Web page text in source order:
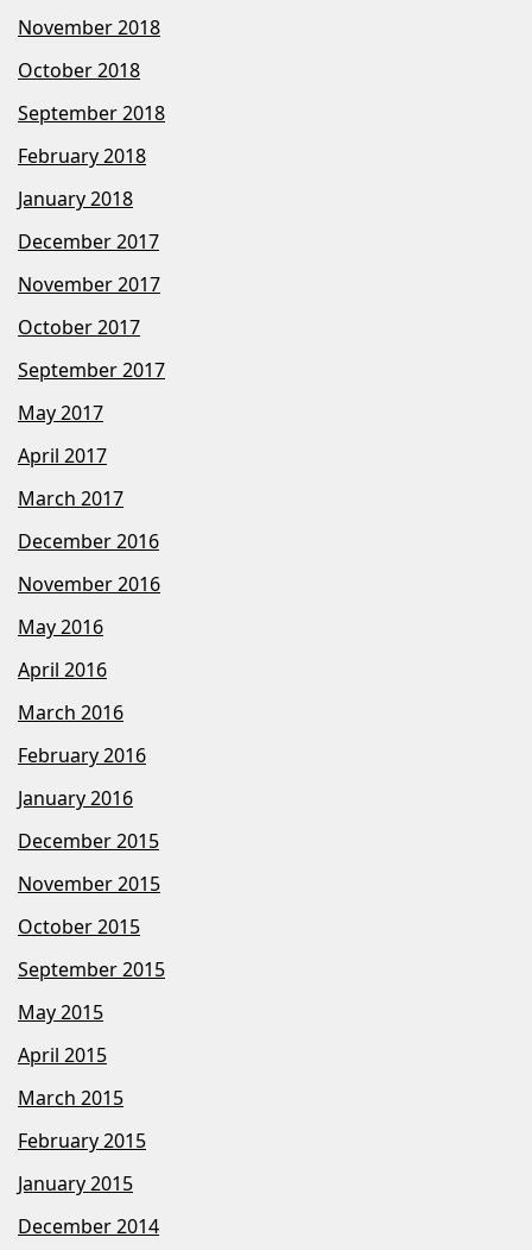
November 2018
October 2018
September 2018
February 2018
January 2018
December 2017
November 2017
October 2017
September 2017
May 2017
April 2017
March 2017
December 2016
November 2016
May 2016
April 2016
March 2016
February 2016
January 2016
December 2015
November 2015
October 2015
September 2015
May 2015
April 2015
March 2015
February 2015
January 2015
December 2014